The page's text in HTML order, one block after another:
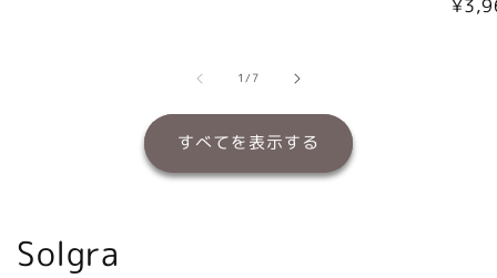
通
1/の
7
すべてを表示する
Solgra